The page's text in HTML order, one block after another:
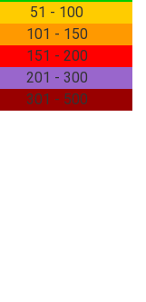
51 - 100
101 - 150
151 - 200
201 - 300
301 - 500